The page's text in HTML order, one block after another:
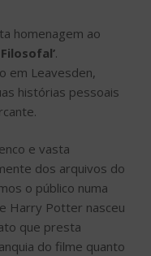
homenagem ao
.
em Leavesden,
histórias pessoais
e vasta
dos arquivos do
o público numa
Harry Potter nasceu
que presta
do filme quanto